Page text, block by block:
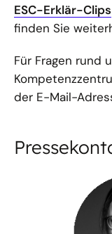
ESC-Erklär-Clips
finden Sie
Für Fragen rund
der E-Mail-